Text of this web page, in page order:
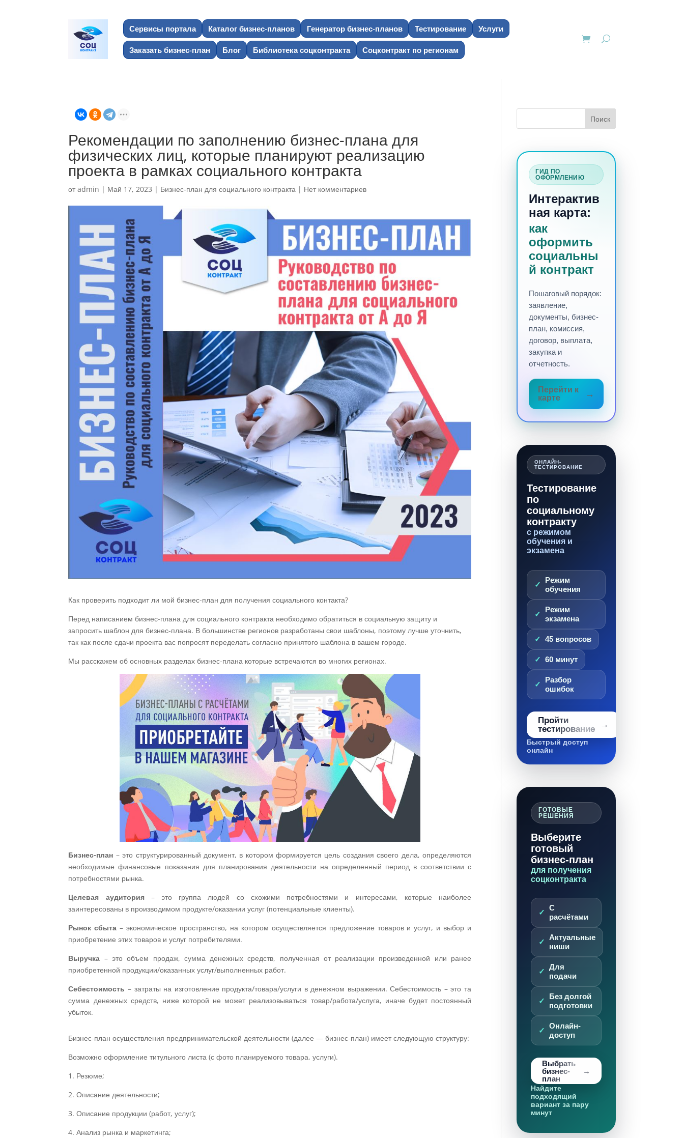
Сервисы портала Каталог бизнес-планов Генератор бизнес-планов Тестирование Услуги
Заказать бизнес-план Блог Библиотека соцконтракта Соцконтракт по регионам
Рекомендации по заполнению бизнес-плана для
физических лиц, которые планируют реализацию
проекта в рамках социального контракта
отadmin | Май 17, 2023 | Бизнес-план для социального контракта | Нет комментариев
Как проверить подходит ли мой бизнес-план для получения социального контакта?
Перед написанием бизнес-плана для социального контракта необходимо обратиться в социальную защиту и
запросить шаблон для бизнес-плана. В большинстве регионов разработаны свои шаблоны, поэтому лучше уточнить,
так как после сдачи проекта вас попросят переделать согласно принятого шаблона в вашем городе.
Мы расскажем об основных разделах бизнес-плана которые встречаются во многих регионах.
Бизнес-план – это структурированный документ, в котором формируется цель создания своего дела, определяются
необходимые финансовые показания для планирования деятельности на определенный период в соответствии с
потребностями рынка.
Целевая аудитория– это группа людей со схожими потребностями и интересами, которые наиболее
заинтересованы в производимом продукте/оказании услуг (потенциальные клиенты).
Рынок сбыта – экономическое пространство, на котором осуществляется предложение товаров и услуг, и выбор и
приобретение этих товаров и услуг потребителями.
Выручка – это объем продаж, сумма денежных средств, полученная от реализации произведенной или ранее
приобретенной продукции/оказанных услуг/выполненных работ.
Себестоимость – затраты на изготовление продукта/товара/услуги в денежном выражении. Себестоимость – это та
сумма денежных средств, ниже которой не может реализовываться товар/работа/услуга, иначе будет постоянный
убыток.
Бизнес-план осуществления предпринимательской деятельности (далее — бизнес-план) имеет следующую структуру:
Возможно оформление титульного листа (с фото планируемого товара, услуги).
1. Резюме;
2. Описание деятельности;
3. Описание продукции (работ, услуг);
4. Анализ рынка и маркетинга;
ГИД ПО
ОФОРМЛЕНИЮ
Интерактив
ная карта:
как
оформить
социальны
й контракт
Пошаговый порядок:
заявление,
документы, бизнес-
план, комиссия,
договор, выплата,
закупка и
отчетность.
Перейти к
карте
ОНЛАЙН-
ТЕСТИРОВАНИЕ
Тестирование
по
социальному
контракту
с режимом
обучения и
экзамена
Режим
обучения
Режим
экзамена
45 вопросов
60 минут
Разбор
ошибок
Пройти
тестирование
Быстрый доступ
онлайн
ГОТОВЫЕ
РЕШЕНИЯ
Выберите
готовый
бизнес-план
для получения
соцконтракта
С
расчётами
Актуальные
ниши
Для
подачи
Без долгой
подготовки
Онлайн-
доступ
Выбрать
бизнес-
план
Найдите
подходящий
вариант за пару
минут